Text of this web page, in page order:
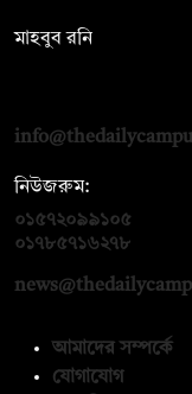
মাহবুব রনি
নিউজরুম:
০১৫৭২০৯৯১০৫
০১৭৮৫৭১৬২৭৮
আমাদের সম্পর্কে
যোগাযোগ